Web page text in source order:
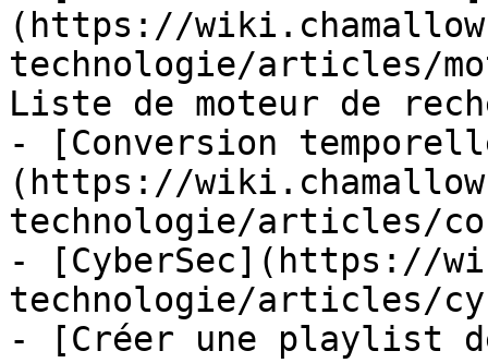
(https://
technologie/articles/
Liste de moteur de
- [Conversion
(https://
technologie/articles/
- [CyberSec](https://
technologie/articles/
- [Créer une playlist